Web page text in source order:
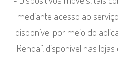
mediante acesso ao
disponível por meio do
Renda”, disponível nas